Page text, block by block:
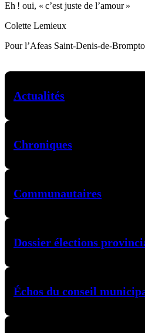
Eh ! oui, « c’est juste de l’amour »
Colette Lemieux
Pour l’Afeas Saint-Denis-de-
Actualités
Chroniques
Communautaires
Dossier élections
Échos du conseil